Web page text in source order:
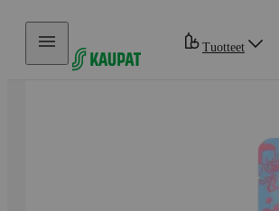
Hyppää sisältöön
Tuotteet